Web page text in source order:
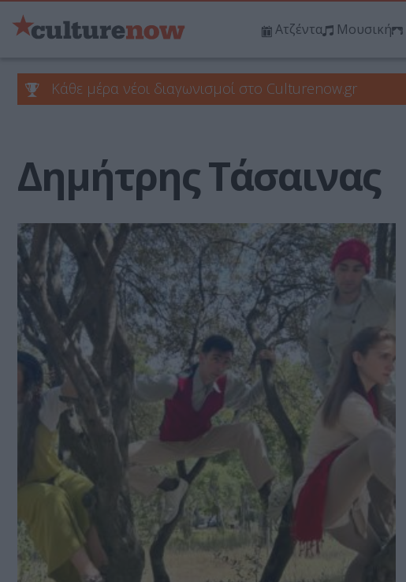
Ατζέντα Μουσική
Κάθε μέρα νέοι διαγωνισμοί στο Culturenow.gr
Δημήτρης Τάσαινας